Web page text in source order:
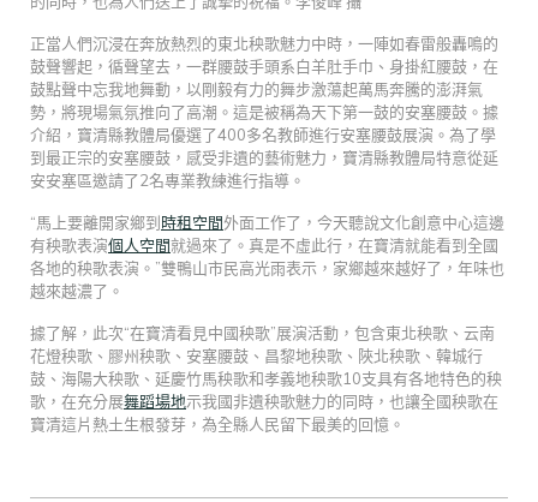
正當人們沉浸在奔放熱烈的東北秧歌魅力中時，一陣如春雷般轟鳴的
鼓聲響起，循聲望去，一群腰鼓手頭系白羊肚手巾、身掛紅腰鼓，在
鼓點聲中忘我地舞動，以剛毅有力的舞步激蕩起萬馬奔騰的澎湃氣
勢，將現場氣氛推向了高潮。這是被稱為天下第一鼓的安塞腰鼓。據
介紹，寶清縣教體局優選了400多名教師進行安塞腰鼓展演。為了學
到最正宗的安塞腰鼓，感受非遺的藝術魅力，寶清縣教體局特意從延
安安塞區邀請了2名專業教練進行指導。
“馬上要離開家鄉到時租空間外面工作了，今天聽說文化創意中心這邊
有秧歌表演個人空間就過來了。真是不虛此行，在寶清就能看到全國
各地的秧歌表演。”雙鴨山市民高光雨表示，家鄉越來越好了，年味也
越來越濃了。
據了解，此次“在寶清看見中國秧歌”展演活動，包含東北秧歌、云南
花燈秧歌、膠州秧歌、安塞腰鼓、昌黎地秧歌、陜北秧歌、韓城行
鼓、海陽大秧歌、延慶竹馬秧歌和孝義地秧歌10支具有各地特色的秧
歌，在充分展舞蹈場地示我國非遺秧歌魅力的同時，也讓全國秧歌在
寶清這片熱土生根發芽，為全縣人民留下最美的回憶。